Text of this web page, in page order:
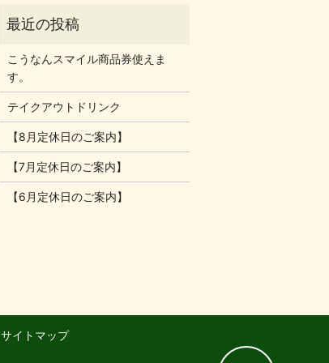
こうなんスマイル商品券使えま
す。
テイクアウトドリンク
【8月定休日のご案内】
【7月定休日のご案内】
【6月定休日のご案内】
サイトマップ